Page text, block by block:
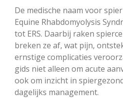
De medische naam voor
Equine Rhabdomyolysis
tot ERS. Daarbij raken
breken ze af, wat pijn,
ernstige complicaties
gids niet alleen om acute
ook om inzicht in
dagelijks management.